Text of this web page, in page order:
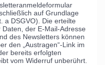
auf Grundlage
a DSGVO). Die erteilte
der E-Mail-Adresse
des Newsletters können
den „Austragen“-Link im
bereits erfolgten
vom Widerruf unberührt.